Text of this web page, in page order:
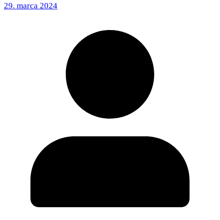
29. marca 2024